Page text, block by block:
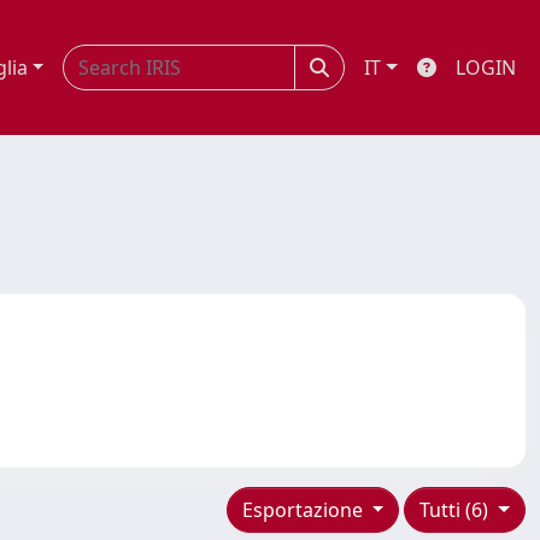
IT LOGIN
Tutti (6)
Esportazione